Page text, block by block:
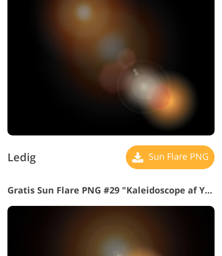
Ledig Sun Flare PNG
Gratis Sun Flare PNG #29 "Kaleidoscope af Years"